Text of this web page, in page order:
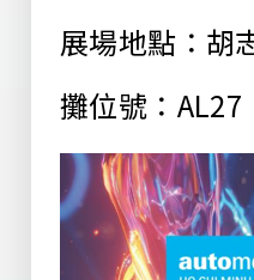
展場地點：胡
攤位號：AL27